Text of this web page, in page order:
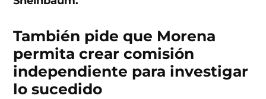
También pide que Morena
permita crear comisión
independiente para investigar
lo sucedido